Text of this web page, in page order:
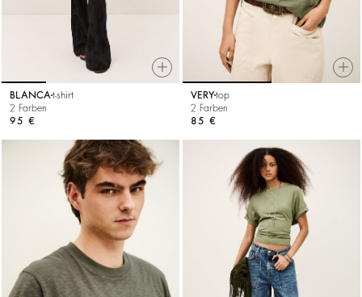
BLANCA t-shirt
2 Farben
95 €
VERYtop
2 Farben
85 €